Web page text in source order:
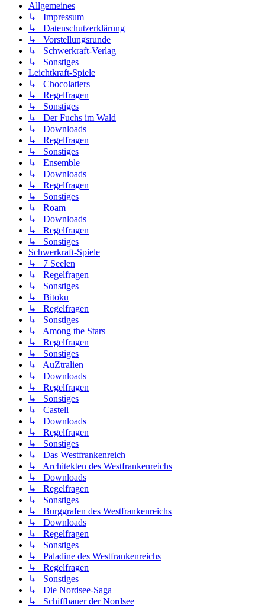
Allgemeines
↳ Impressum
↳ Datenschutzerklärung
↳ Vorstellungsrunde
↳ Schwerkraft-Verlag
↳ Sonstiges
Leichtkraft-Spiele
↳ Chocolatiers
↳ Regelfragen
↳ Sonstiges
↳ Der Fuchs im Wald
↳ Downloads
↳ Regelfragen
↳ Sonstiges
↳ Ensemble
↳ Downloads
↳ Regelfragen
↳ Sonstiges
↳ Roam
↳ Downloads
↳ Regelfragen
↳ Sonstiges
Schwerkraft-Spiele
↳ 7 Seelen
↳ Regelfragen
↳ Sonstiges
↳ Bitoku
↳ Regelfragen
↳ Sonstiges
↳ Among the Stars
↳ Regelfragen
↳ Sonstiges
↳ AuZtralien
↳ Downloads
↳ Regelfragen
↳ Sonstiges
↳ Castell
↳ Downloads
↳ Regelfragen
↳ Sonstiges
↳ Das Westfrankenreich
↳ Architekten des Westfrankenreichs
↳ Downloads
↳ Regelfragen
↳ Sonstiges
↳ Burggrafen des Westfrankenreichs
↳ Downloads
↳ Regelfragen
↳ Sonstiges
↳ Paladine des Westfrankenreichs
↳ Regelfragen
↳ Sonstiges
↳ Die Nordsee-Saga
↳ Schiffbauer der Nordsee